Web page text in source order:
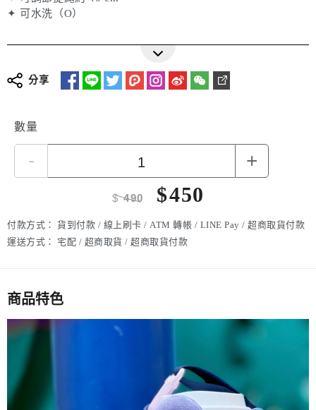
✦ 可水洗（O）
分享
數量
- +
$490 $450
付款方式：
貨到付款 / 線上刷卡 / ATM 轉帳 / LINE Pay / 超商取貨付款
運送方式：
宅配 / 超商取貨 / 超商取貨付款
商品特色